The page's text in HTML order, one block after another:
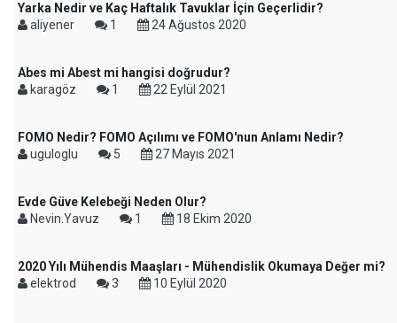
Yarka Nedir ve Kaç Haftalık Tavuklar İçin Geçerlidir?
aliyener
1 24 Ağustos 2020
Abes mi Abest mi hangisi doğrudur?
karagöz
1 22 Eylül 2021
FOMO Nedir? FOMO Açılımı ve FOMO'nun Anlamı Nedir?
uguloglu
5 27 Mayıs 2021
Evde Güve Kelebeği Neden Olur?
Nevin.Yavuz
1 18 Ekim 2020
2020 Yılı Mühendis Maaşları - Mühendislik Okumaya Değer mi?
elektrod
3 10 Eylül 2020